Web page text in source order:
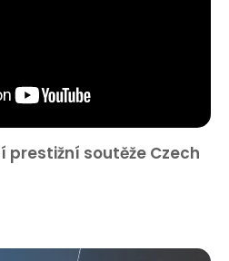
prestižní soutěže Czech